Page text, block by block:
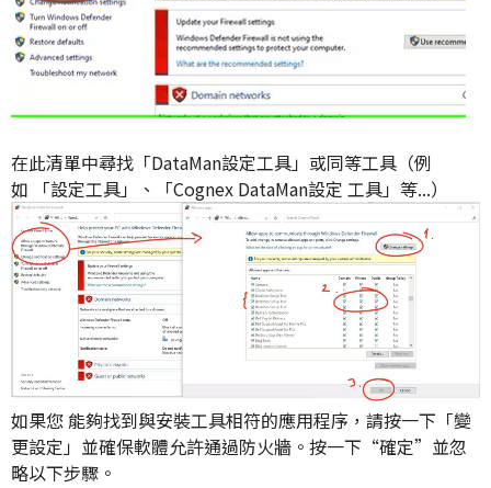
在此清單中尋找 「DataMan設定工具」或同等工具 （例
如
「設定工具」、 「Cognex DataMan設定 工具」 等...）
如果您 能夠找到與安裝工具相符的應用程序 ，請按一下「變
更設定」並確保軟體允許通過防火牆 。按一下“確定”並忽
略以下步驟。